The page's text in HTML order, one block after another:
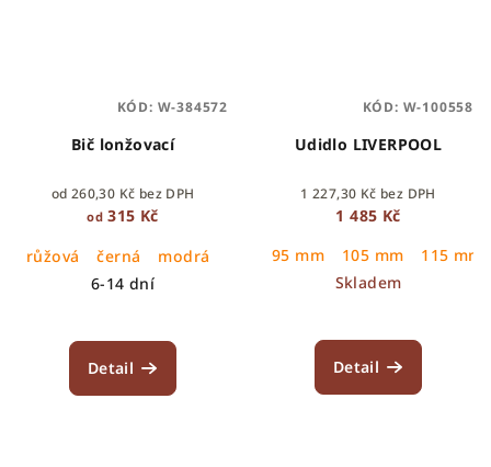
Bič lonžovací
od 260,30 Kč bez DPH
od 315 Kč
růžová
černá
modrá
6-14 dní
Detail
KÓD: W-384572
Udidlo LIVERPOOL
1 227,30 Kč bez DPH
1 485 Kč
95 mm
105 mm
115 mm
Skladem
Detail
KÓD: W-100558